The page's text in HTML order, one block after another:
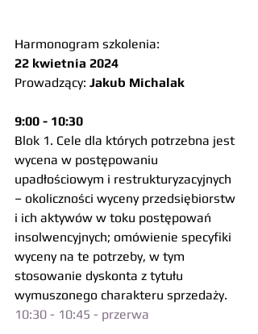
Harmonogram szkolenia:
22 kwietnia 2024
Prowadzący: Jakub Michalak
9:00 - 10:30
Blok 1. Cele dla których potrzebna jest
wycena w postępowaniu
upadłościowym i restrukturyzacyjnych
– okoliczności wyceny przedsiębiorstw
i ich aktywów w toku postępowań
insolwencyjnych; omówienie specyfiki
wyceny na te potrzeby, w tym
stosowanie dyskonta z tytułu
wymuszonego charakteru sprzedaży.
10:30 - 10:45 - przerwa